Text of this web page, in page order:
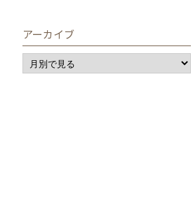
アーカイブ